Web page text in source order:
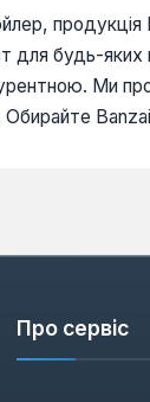
для будь-
Ми
Про сервіс